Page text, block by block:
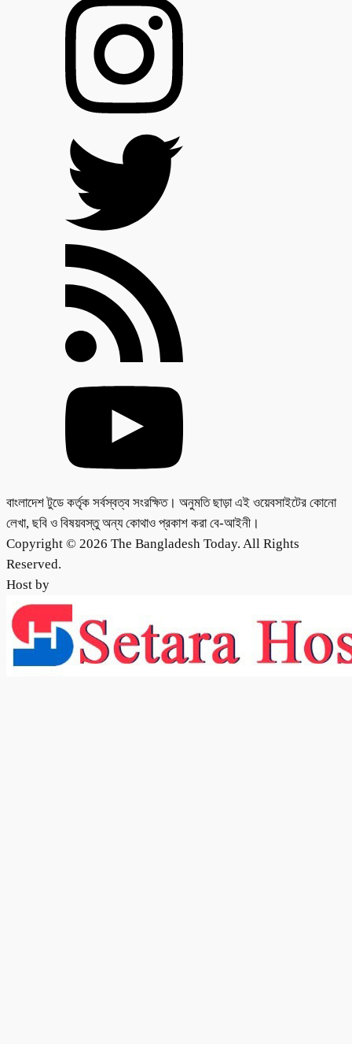
বাংলাদেশ টুডে কর্তৃক সর্বস্বত্ব সংরক্ষিত। অনুমতি ছাড়া এই ওয়েবসাইটের কোনো
লেখা, ছবি ও বিষয়বস্তু অন্য কোথাও প্রকাশ করা বে-আইনী।
Copyright © 2026 The Bangladesh Today. All Rights
Reserved.
Host by